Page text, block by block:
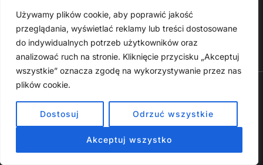
Używamy plików cookie, aby poprawić jakość
przeglądania, wyświetlać reklamy lub treści dostosowane
do indywidualnych potrzeb użytkowników oraz
analizować ruch na stronie. Kliknięcie przycisku „Akceptuj
wszystkie” oznacza zgodę na wykorzystywanie przez nas
plików cookie.
Dostosuj Odrzuć wszystkie
Akceptuj wszystko
Produkty Cyfrowe – E-booki, Kursy Online, Materiały PDF
Regulamin
O Nas Kontakt Narzędzia Spis Artykułów
Copyright © 2026 Wszelkie prawa zastrzeżone - RiseKick.pl -
Materiały na stronie, w tym te dotyczące rozwoju osobistego,
ponosi odpowiedzialności za decyzje podjęte na ich podstawie.